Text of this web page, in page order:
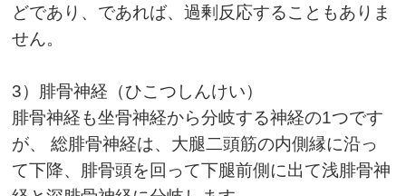
どであり、であれば、過剰反応することもありま
せん。
3）腓骨神経（ひこつしんけい）
腓骨神経も坐骨神経から分岐する神経の1つです
が、 総腓骨神経は、大腿二頭筋の内側縁に沿っ
て下降、腓骨頭を回って下腿前側に出て浅腓骨神